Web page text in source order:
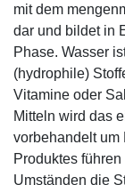
mit dem
dar und bildet in
Phase. Wasser
(hydrophile)
Vitamine oder
Mitteln wird das
vorbehandelt um
Produktes
Umständen die